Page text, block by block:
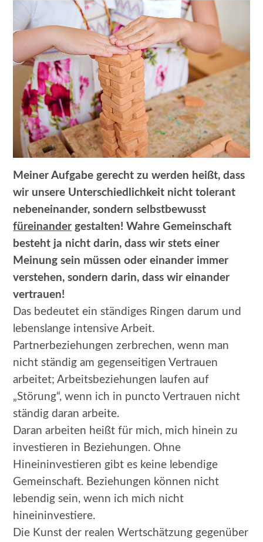
Meiner Aufgabe gerecht zu werden heißt, dass
wir unsere Unterschiedlichkeit nicht tolerant
nebeneinander, sondern selbstbewusst
füreinander gestalten! Wahre Gemeinschaft
besteht ja nicht darin, dass wir stets einer
Meinung sein müssen oder einander immer
verstehen, sondern darin, dass wir einander
vertrauen!
Das bedeutet ein ständiges Ringen darum und
lebenslange intensive Arbeit.
Partnerbeziehungen zerbrechen, wenn man
nicht ständig am gegenseitigen Vertrauen
arbeitet; Arbeitsbeziehungen laufen auf
„Störung“, wenn ich in puncto Vertrauen nicht
ständig daran arbeite.
Daran arbeiten heißt für mich, mich hinein zu
investieren in Beziehungen. Ohne
Hineininvestieren gibt es keine lebendige
Gemeinschaft. Beziehungen können nicht
lebendig sein, wenn ich mich nicht
hineininvestiere.
Die Kunst der realen Wertschätzung gegenüber